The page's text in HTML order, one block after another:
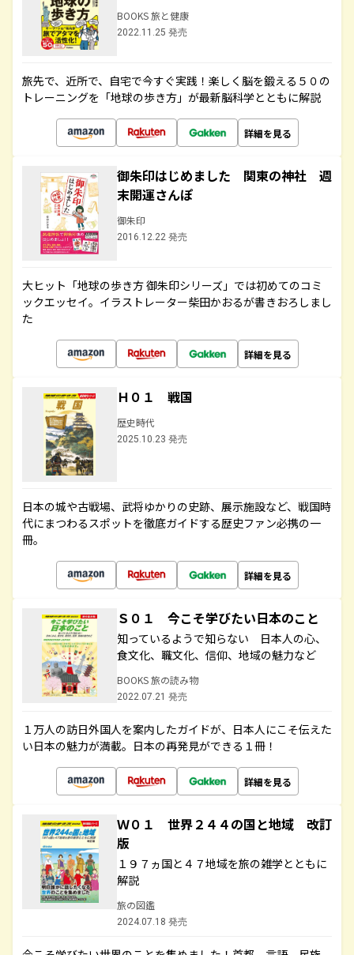
BOOKS 旅と健康
2022.11.25 発売
旅先で、近所で、自宅で今すぐ実践！楽しく脳を鍛える５０の
トレーニングを「地球の歩き方」が最新脳科学とともに解説
詳細を見る
御朱印はじめました 関東の神社 週
末開運さんぽ
御朱印
2016.12.22 発売
大ヒット「地球の歩き方 御朱印シリーズ」では初めてのコミ
ックエッセイ。イラストレーター柴田かおるが書きおろしまし
た
詳細を見る
Ｈ０１ 戦国
歴史時代
2025.10.23 発売
日本の城や古戦場、武将ゆかりの史跡、展示施設など、戦国時
代にまつわるスポットを徹底ガイドする歴史ファン必携の一
冊。
詳細を見る
Ｓ０１ 今こそ学びたい日本のこと
知っているようで知らない 日本人の心、
食文化、職文化、信仰、地域の魅力など
BOOKS 旅の読み物
2022.07.21 発売
１万人の訪日外国人を案内したガイドが、日本人にこそ伝えた
い日本の魅力が満載。日本の再発見ができる１冊！
詳細を見る
Ｗ０１ 世界２４４の国と地域 改訂
版
１９７ヵ国と４７地域を旅の雑学とともに
解説
旅の図鑑
2024.07.18 発売